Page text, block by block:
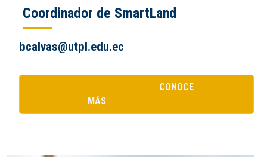
Coordinador de SmartLand
bcalvas@utpl.edu.ec
CONOCE
MÁS